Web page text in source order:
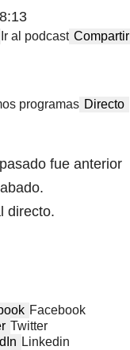
Ir al podcast Compartir
programas Directo
fue anterior
directo.
Facebook
Twitter
Linkedin